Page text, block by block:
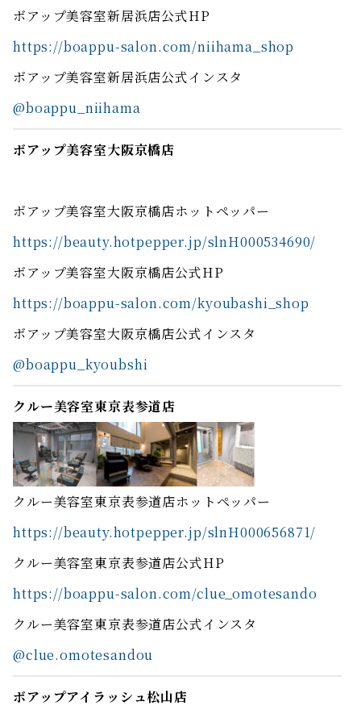
ボアップ美容室新居浜店公式HP
https://boappu-salon.com/niihama_shop
ボアップ美容室新居浜店公式インスタ
@boappu_niihama
ボアップ美容室大阪京橋店
ボアップ美容室大阪京橋店ホットペッパー
https://beauty.hotpepper.jp/slnH000534690/
ボアップ美容室大阪京橋店公式HP
https://boappu-salon.com/kyoubashi_shop
ボアップ美容室大阪京橋店公式インスタ
@boappu_kyoubshi
クルー美容室東京表参道店
クルー美容室東京表参道店ホットペッパー
https://beauty.hotpepper.jp/slnH000656871/
クルー美容室東京表参道店公式HP
https://boappu-salon.com/clue_omotesando
クルー美容室東京表参道店公式インスタ
@clue.omotesandou
ボアップアイラッシュ松山店